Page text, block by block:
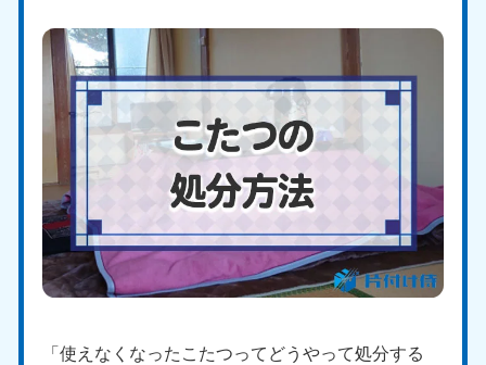
「使えなくなったこたつってどうやって処分する